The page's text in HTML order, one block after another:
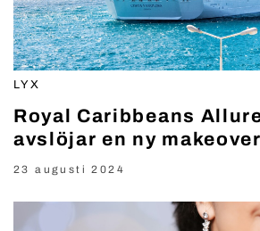
LYX
Royal Caribbeans
avslöjar en ny makeover
23 augusti 2024